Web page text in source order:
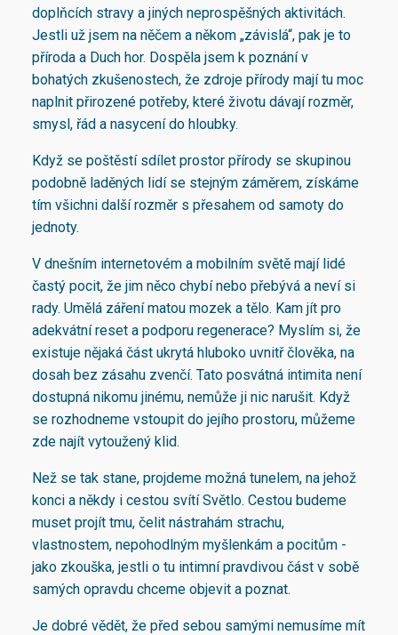
doplňcích stravy a jiných neprospěšných aktivitách.
Jestli už jsem na něčem a někom „závislá“, pak je to
příroda a Duch hor. Dospěla jsem k poznání v
bohatých zkušenostech, že zdroje přírody mají tu moc
naplnit přirozené potřeby, které životu dávají rozměr,
smysl, řád a nasycení do hloubky.
Když se poštěstí sdílet prostor přírody se skupinou
podobně laděných lidí se stejným záměrem, získáme
tím všichni další rozměr s přesahem od samoty do
jednoty.
V dnešním internetovém a mobilním světě mají lidé
častý pocit, že jim něco chybí nebo přebývá a neví si
rady. Umělá záření matou mozek a tělo. Kam jít pro
adekvátní reset a podporu regenerace? Myslím si, že
existuje nějaká část ukrytá hluboko uvnitř člověka, na
dosah bez zásahu zvenčí. Tato posvátná intimita není
dostupná nikomu jinému, nemůže ji nic narušit. Když
se rozhodneme vstoupit do jejího prostoru, můžeme
zde najít vytoužený klid.
Než se tak stane, projdeme možná tunelem, na jehož
konci a někdy i cestou svítí Světlo. Cestou budeme
muset projít tmu, čelit nástrahám strachu,
vlastnostem, nepohodlným myšlenkám a pocitům -
jako zkouška, jestli o tu intimní pravdivou část v sobě
samých opravdu chceme objevit a poznat.
Je dobré vědět, že před sebou samými nemusíme mít